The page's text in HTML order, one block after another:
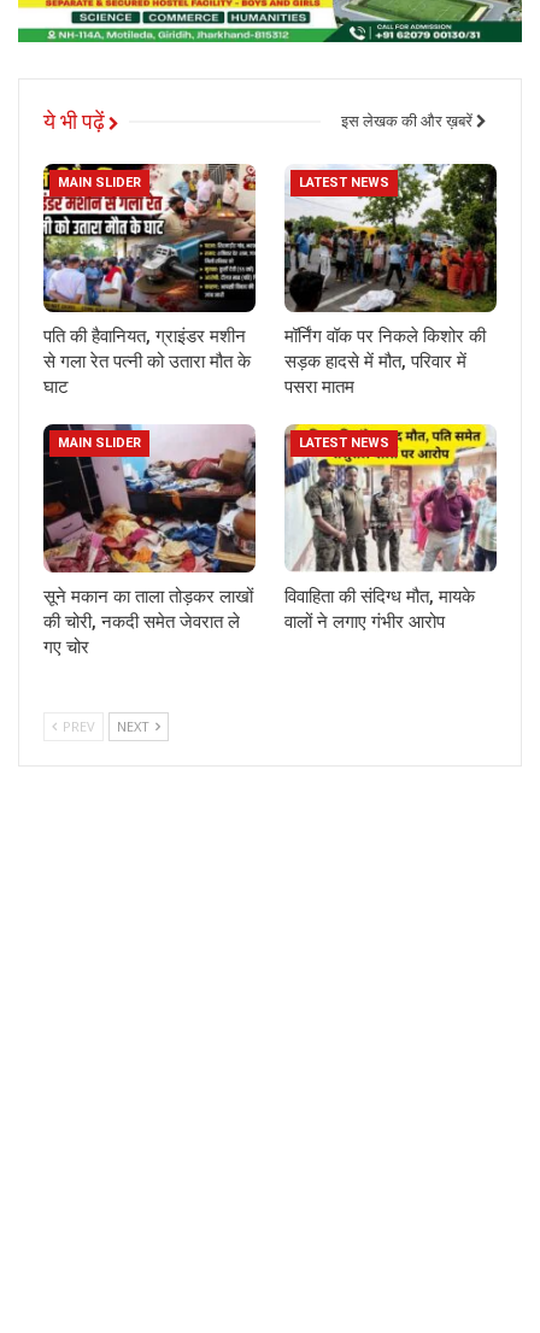
ये भी पढ़ें इस लेखक की और ख़बरें
MAIN SLIDER
पति की हैवानियत, ग्राइंडर मशीन
से गला रेत पत्नी को उतारा मौत के
घाट
LATEST NEWS
मॉर्निंग वॉक पर निकले किशोर की
सड़क हादसे में मौत, परिवार में
पसरा मातम
MAIN SLIDER
सूने मकान का ताला तोड़कर लाखों
की चोरी, नकदी समेत जेवरात ले
गए चोर
LATEST NEWS
विवाहिता की संदिग्ध मौत, मायके
वालों ने लगाए गंभीर आरोप
PREV NEXT